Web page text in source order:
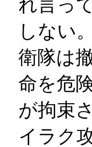
れ言っ
しない
衛隊は
命を危
が拘束
イラク